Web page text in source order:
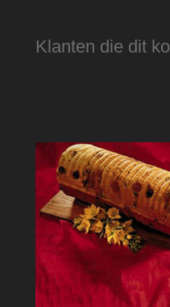
Klanten die dit